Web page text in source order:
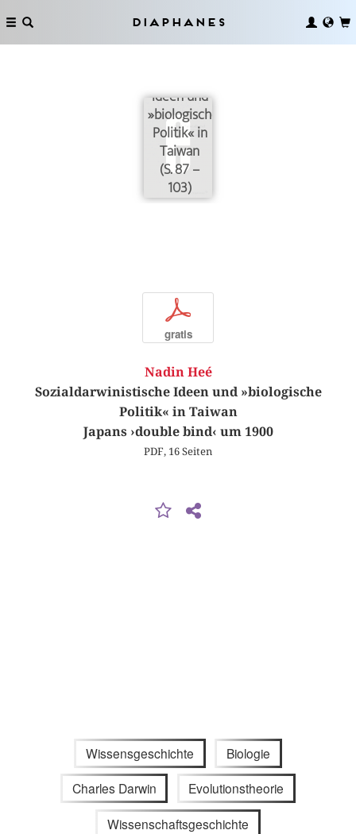
Diaphanes
Ideen und
»biologische
Politik« in
Taiwan
(S. 87 –
103)
p
gratis
Nadin Heé
Sozialdarwinistische Ideen und »biologische
Politik« in Taiwan
Japans ›double bind‹ um 1900
PDF, 16 Seiten
Wissensgeschichte Biologie
Charles Darwin Evolutionstheorie
Wissenschaftsgeschichte